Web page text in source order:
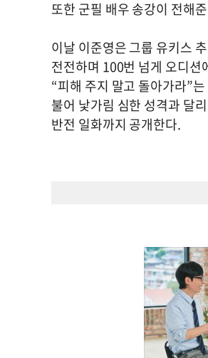
또한 군필 배우 송강이 전해
이날 이준영은 그룹 유키스
전전하며 100번 넘게 오디션
“피해 주지 말고 돌아가라”
불어 낯가림 심한 성격과 달
반전 일화까지 공개한다.